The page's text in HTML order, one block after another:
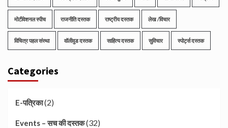
मोटीवेशनल स्पीच राजनीति दस्तक राष्ट्रीय दस्तक लेख /विचार
विचित्र पहल संस्था वॉलीवुड दस्तक साहित्य दस्तक सुविचार स्पोर्ट्स दस्तक
Categories
E-पत्रिका(2)
Events – सच की दस्तक(32)